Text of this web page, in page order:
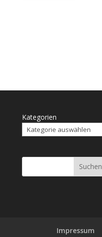
Kategorien
Suchen
Impressum